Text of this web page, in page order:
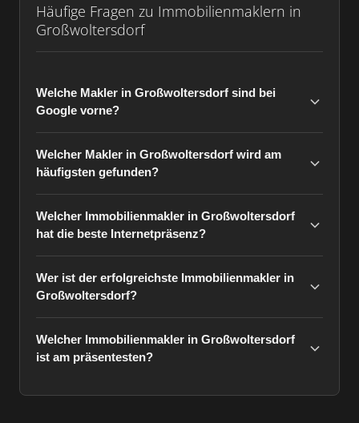
Häufige Fragen zu Immobilienmaklern in
Großwoltersdorf
Welche Makler in Großwoltersdorf sind bei
Google vorne?
Welcher Makler in Großwoltersdorf wird am
häufigsten gefunden?
Welcher Immobilienmakler in Großwoltersdorf
hat die beste Internetpräsenz?
Wer ist der erfolgreichste Immobilienmakler in
Großwoltersdorf?
Welcher Immobilienmakler in Großwoltersdorf
ist am präsentesten?